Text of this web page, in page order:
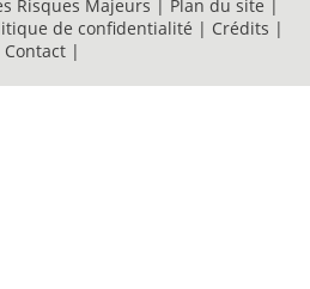
Risques Majeurs | Plan du site |
de confidentialité | Crédits |
Contact |